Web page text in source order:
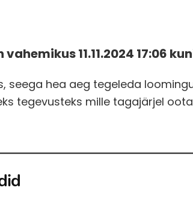
11.11.2024 17:06 kuni
seega hea aeg tegeleda
tegevusteks mille tagajärjel